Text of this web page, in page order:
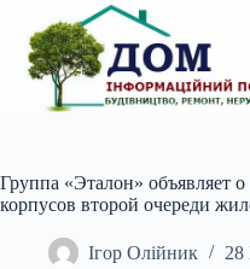
вмісту
Группа «Эталон» объявляет
корпусов второй очереди
Ігор Олійник
28